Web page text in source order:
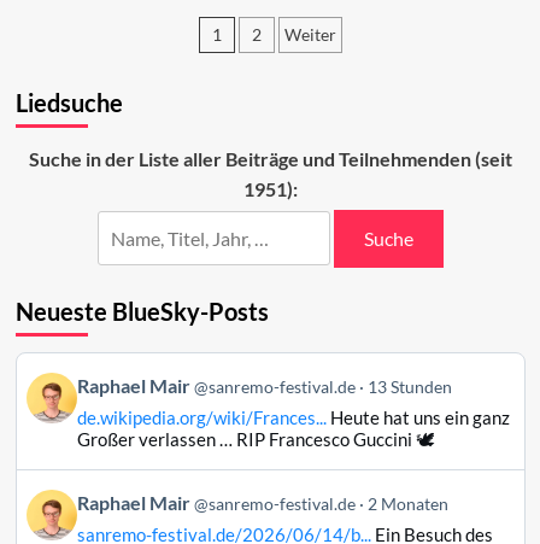
2024
Beiträge
1 2 Weiter
Liedsuche
Suche in der Liste aller Beiträge und Teilnehmenden (seit
1951):
Suche
Neueste BlueSky-Posts
Beitrag
von
Raphael
Bluesky
ansehen
Raphael Mair @sanremo-festival.de 13 Stunden
de.wikipedia.org/wiki/Frances...Heute hat uns ein ganz
Großer verlassen … RIP Francesco Guccini 🕊️
Beitrag
von
Raphael Mair @sanremo-festival.de 2 Monaten
sanremo-festival.de/2026/06/14/b...Ein Besuch des